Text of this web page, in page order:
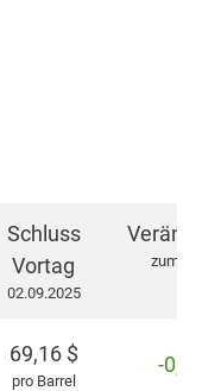
Schluss
Vortag
02.09.2025
zum
69,16$
pro Barrel
-